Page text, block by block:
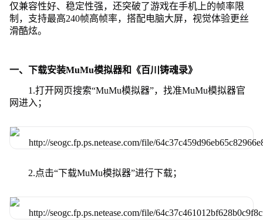
仅兼容性好、稳定性强，还突破了游戏在手机上的帧率限
制，支持最高240帧高帧率，搭配电脑大屏，视觉体验更丝
滑酷炫。
一、下载安装MuMu模拟器和《百川铸魂录》
1.打开网页搜索“MuMu模拟器”，找准MuMu模拟器官
网进入；
2.点击“下载MuMu模拟器”进行下载；